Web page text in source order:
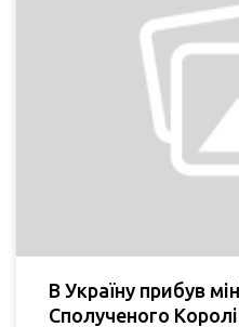
В Україну прибув
Сполученого